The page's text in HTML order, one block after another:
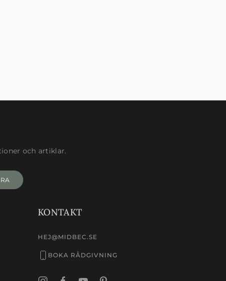
och artiklar.
KONTAKT
HEJ@MIDBEC.SE
BOKA RÅDGIVNING